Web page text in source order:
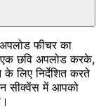
फीचर का
एक छवि अपलोड करके,
लिए निर्देशित करते
सीक्वेंस में आपको